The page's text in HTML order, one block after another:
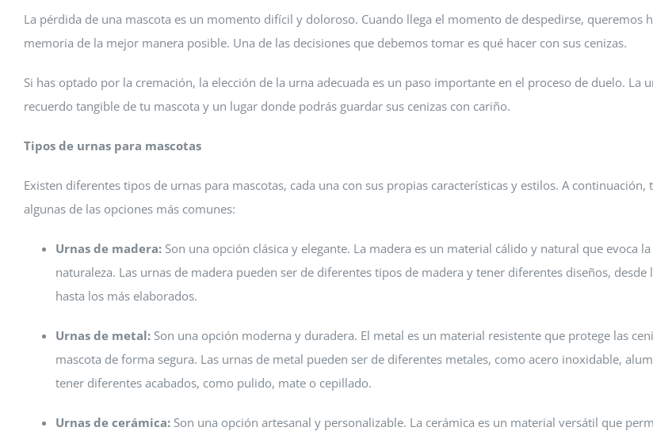
La pérdida de una mascota es un momento difícil y doloroso. Cuando llega el momento de despedirse, queremos
memoria de la mejor manera posible. Una de las decisiones que debemos tomar es qué hacer con sus cenizas.
Si has optado por la cremación, la elección de la urna adecuada es un paso importante en el proceso de duelo. La
recuerdo tangible de tu mascota y un lugar donde podrás guardar sus cenizas con cariño.
Tipos de urnas para mascotas
Existen diferentes tipos de urnas para mascotas, cada una con sus propias características y estilos. A continuación,
algunas de las opciones más comunes:
Urnas de madera: Son una opción clásica y elegante. La madera es un material cálido y natural que evoca
naturaleza. Las urnas de madera pueden ser de diferentes tipos de madera y tener diferentes diseños, desde
hasta los más elaborados.
Urnas de metal: Son una opción moderna y duradera. El metal es un material resistente que protege las
mascota de forma segura. Las urnas de metal pueden ser de diferentes metales, como acero inoxidable,
tener diferentes acabados, como pulido, mate o cepillado.
Urnas de cerámica: Son una opción artesanal y personalizable. La cerámica es un material versátil que